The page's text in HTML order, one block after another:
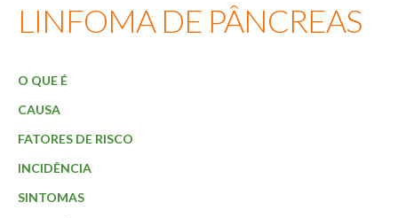
Especialidades
LINFOMA DE PÂNCREAS
O QUE É
CAUSA
FATORES DE RISCO
INCIDÊNCIA
SINTOMAS